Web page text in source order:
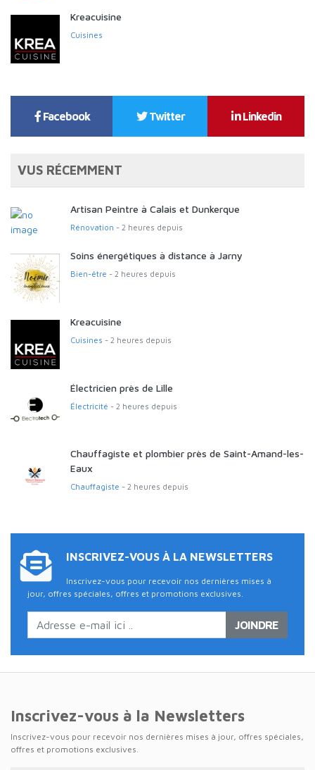
Kreacuisine
Cuisines
Facebook Twitter Linkedin
VUS RÉCEMMENT
Artisan Peintre à Calais et Dunkerque
Rénovation - 2 heures depuis
Soins énergétiques à distance à Jarny
Bien-être - 2 heures depuis
Kreacuisine
Cuisines - 2 heures depuis
Électricien près de Lille
Électricité - 2 heures depuis
Chauffagiste et plombier près de Saint-Amand-les-
Eaux
Chauffagiste - 2 heures depuis
INSCRIVEZ-VOUS À LA NEWSLETTERS
Inscrivez-vous pour recevoir nos dernières mises à
jour, offres spéciales, offres et promotions exclusives.
JOINDRE
Inscrivez-vous à la Newsletters
Inscrivez-vous pour recevoir nos dernières mises à jour, offres spéciales,
offres et promotions exclusives.